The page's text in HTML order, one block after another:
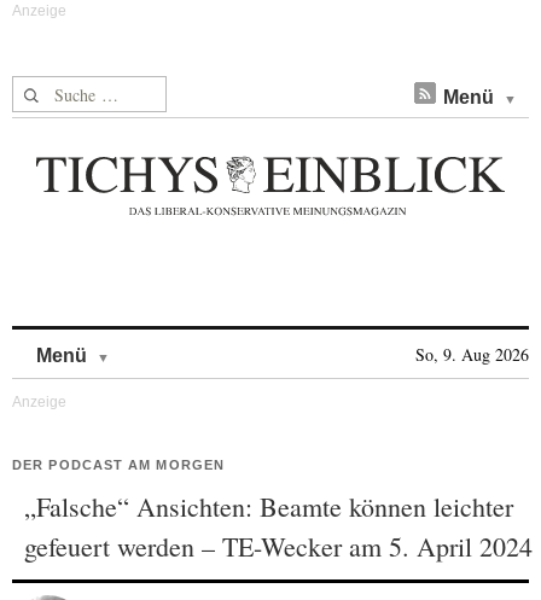
Suche nach: Menü
Menü So, 9. Aug 2026
DER PODCAST AM MORGEN
„Falsche“ Ansichten: Beamte können leichter
gefeuert werden – TE-Wecker am 5. April 2024